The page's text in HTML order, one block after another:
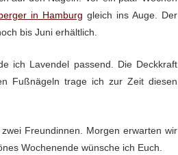
in Hamburg gleich ins Auge. Der
bis Juni erhältlich.
ich Lavendel passend. Die Deckkraft
Fußnägeln trage ich zur Zeit diesen
Freundinnen. Morgen erwarten wir
Wochenende wünsche ich Euch.